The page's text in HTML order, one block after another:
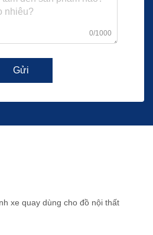
0/1000
Gửi
xe quay dùng cho đồ nội thất